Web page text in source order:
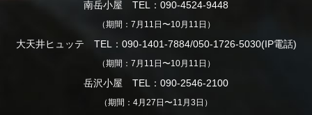
南岳小屋 TEL：090-4524-9448
（期間：7月11日〜10月11日）
大天井ヒュッテ TEL：090-1401-7884/050-1726-5030(IP電話)
（期間：7月11日〜10月11日）
岳沢小屋 TEL：090-2546-2100
（期間：4月27日〜11月3日）